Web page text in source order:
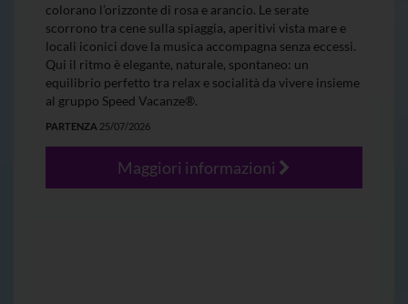
colorano l’orizzonte di rosa e arancio. Le serate
scorrono tra cene sulla spiaggia, aperitivi vista mare e
locali iconici dove la musica accompagna senza eccessi.
Qui il ritmo è elegante, naturale, spontaneo: un
equilibrio perfetto tra relax e socialità da vivere insieme
al gruppo Speed Vacanze®.
PARTENZA 25/07/2026
Maggiori informazioni